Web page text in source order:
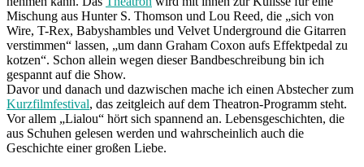
Mischung aus Hunter S. Thomson und Lou Reed, die „sich von
Wire, T-Rex, Babyshambles und Velvet Underground die Gitarren
verstimmen“ lassen, „um dann Graham Coxon aufs Effektpedal zu
kotzen“. Schon allein wegen dieser Bandbeschreibung bin ich
gespannt auf die Show.
Davor und danach und dazwischen mache ich einen Abstecher zum
Kurzfilmfestival, das zeitgleich auf dem Theatron-Programm steht.
Vor allem „Lialou“ hört sich spannend an. Lebensgeschichten, die
aus Schuhen gelesen werden und wahrscheinlich auch die
Geschichte einer großen Liebe.